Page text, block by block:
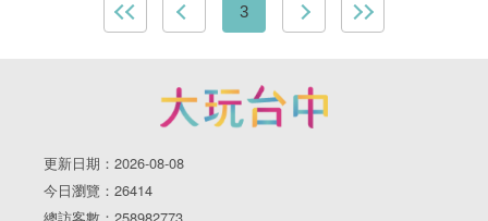
3
更新日期：2026-08-08
今日瀏覽：26414